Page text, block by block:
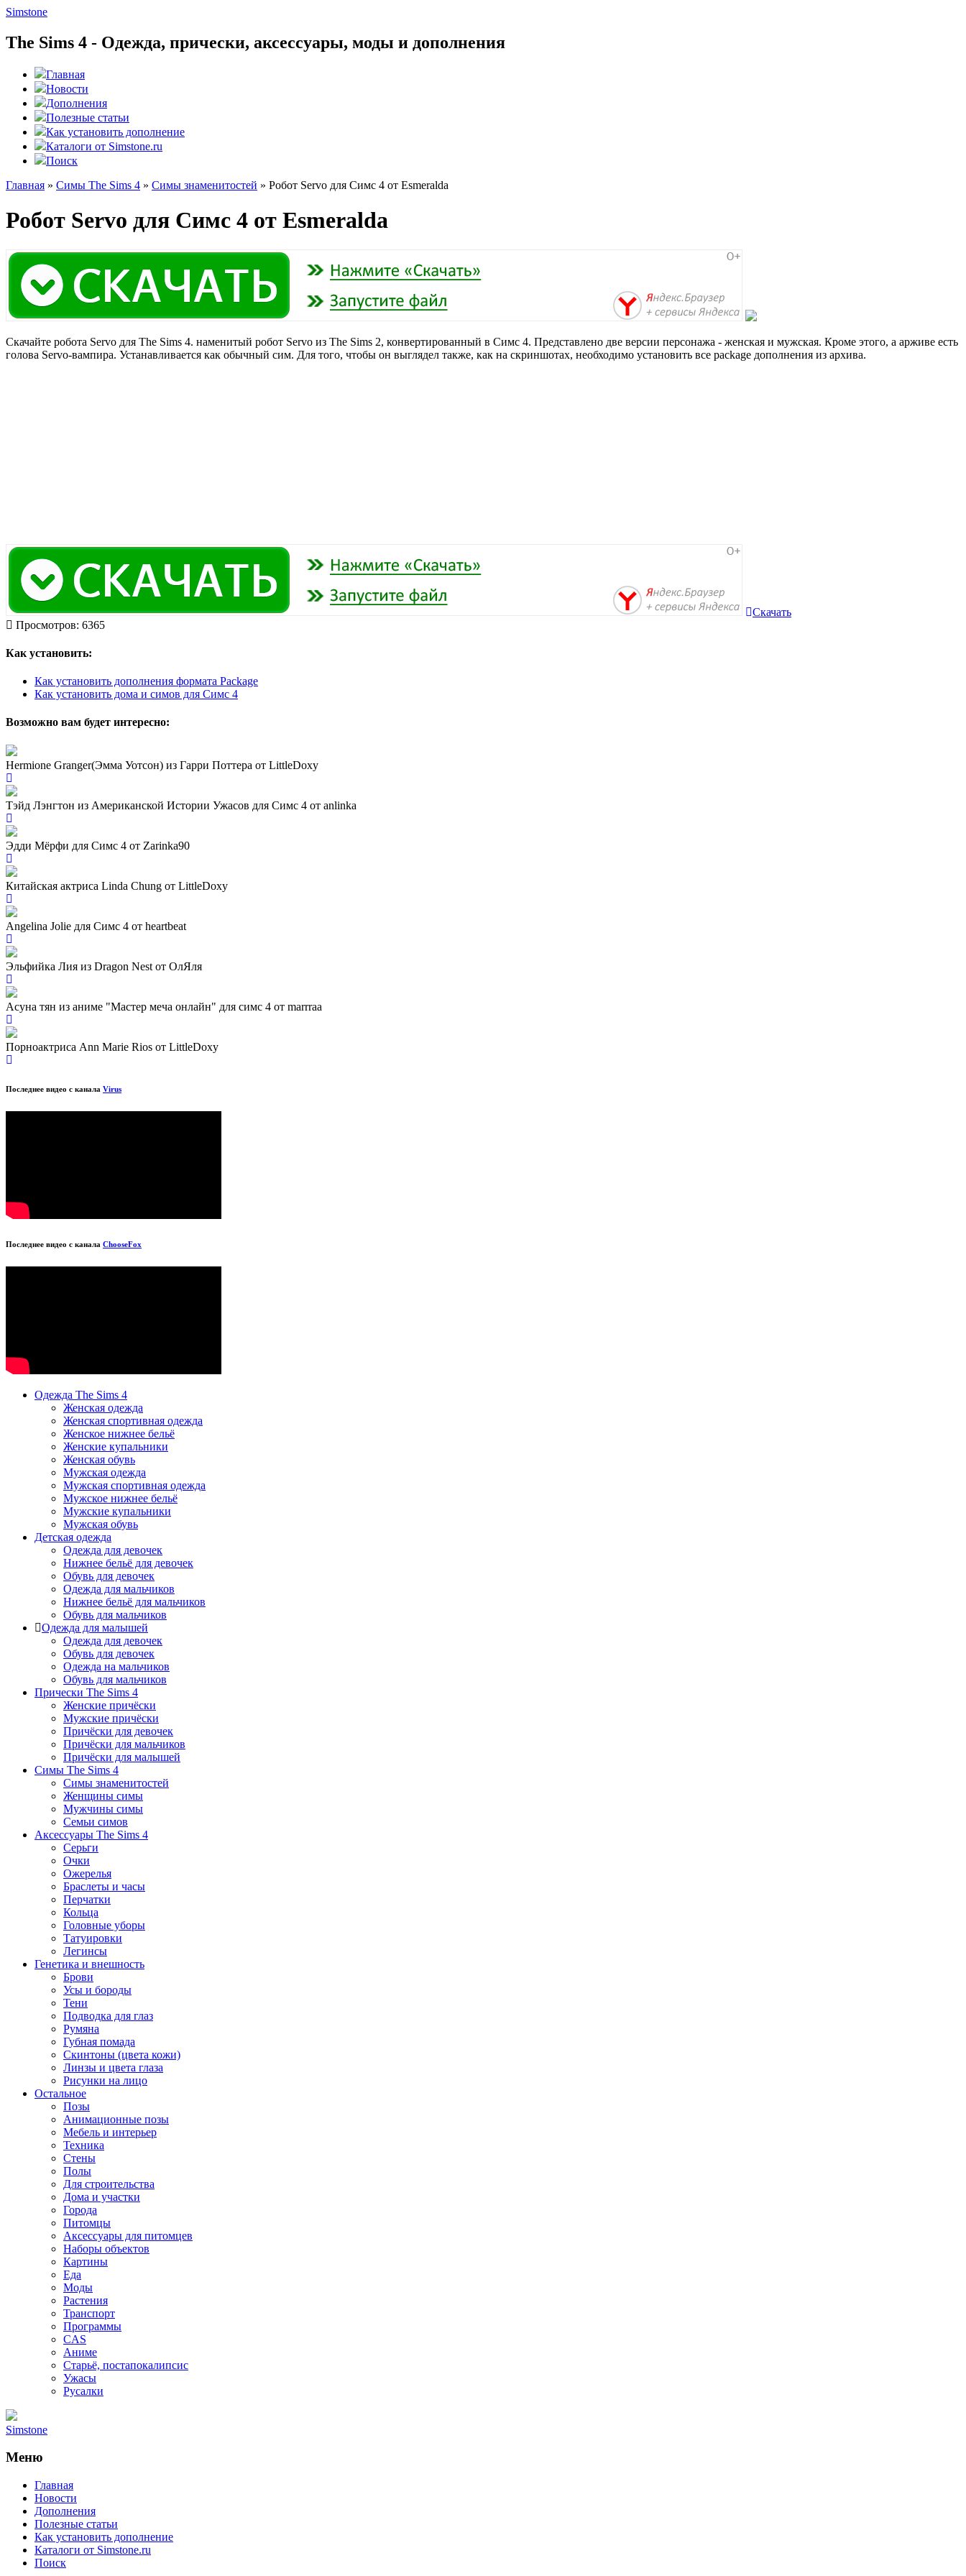
Simstone
The Sims 4 - Одежда, прически, аксессуары, моды и дополнения
Главная
Новости
Дополнения
Полезные статьи
Как установить дополнение
Каталоги от Simstone.ru
Поиск
Главная » Симы The Sims 4 » Симы знаменитостей » Робот Servo для Симс 4 от Esmeralda
Робот Servo для Симс 4 от Esmeralda
Скачайте робота Servo для The Sims 4. наменитый робот Servo из The Sims 2, конвертированный в Симс 4. Представлено две версии персонажа - женская и мужская. Кроме этого, а арживе есть
голова Servo-вампира. Устанавливается как обычный сим. Для того, чтобы он выглядел также, как на скриншотах, необходимо установить все package дополнения из архива.
Скачать
Просмотров: 6365
Как установить:
Как установить дополнения формата Package
Как установить дома и симов для Симс 4
Возможно вам будет интересно:
Hermione Granger(Эмма Уотсон) из Гарри Поттера от LittleDoxy
Тэйд Лэнгтон из Американской Истории Ужасов для Симс 4 от anlinka
Эдди Мёрфи для Симс 4 от Zarinka90
Китайская актриса Linda Chung от LittleDoxy
Angelina Jolie для Симс 4 от heartbeat
Эльфийка Лия из Dragon Nest от ОлЯля
Асуна тян из аниме "Мастер меча онлайн" для симс 4 от marrraa
Порноактриса Ann Marie Rios от LittleDoxy
Последнее видео с канала Virus
Последнее видео с канала ChooseFox
Одежда The Sims 4
Женская одежда
Женская спортивная одежда
Женское нижнее бельё
Женские купальники
Женская обувь
Мужская одежда
Мужская спортивная одежда
Мужское нижнее бельё
Мужские купальники
Мужская обувь
Детская одежда
Одежда для девочек
Нижнее бельё для девочек
Обувь для девочек
Одежда для мальчиков
Нижнее бельё для мальчиков
Обувь для мальчиков
Одежда для малышей
Одежда для девочек
Обувь для девочек
Одежда на мальчиков
Обувь для мальчиков
Прически The Sims 4
Женские причёски
Мужские причёски
Причёски для девочек
Причёски для мальчиков
Причёски для малышей
Симы The Sims 4
Симы знаменитостей
Женщины симы
Мужчины симы
Семьи симов
Аксессуары The Sims 4
Серьги
Очки
Ожерелья
Браслеты и часы
Перчатки
Кольца
Головные уборы
Татуировки
Легинсы
Генетика и внешность
Брови
Усы и бороды
Тени
Подводка для глаз
Румяна
Губная помада
Скинтоны (цвета кожи)
Линзы и цвета глаза
Рисунки на лицо
Остальное
Позы
Анимационные позы
Мебель и интерьер
Техника
Стены
Полы
Для строительства
Дома и участки
Города
Питомцы
Аксессуары для питомцев
Наборы объектов
Картины
Еда
Моды
Растения
Транспорт
Программы
CAS
Аниме
Старьё, постапокалипсис
Ужасы
Русалки
Simstone
Меню
Главная
Новости
Дополнения
Полезные статьи
Как установить дополнение
Каталоги от Simstone.ru
Поиск